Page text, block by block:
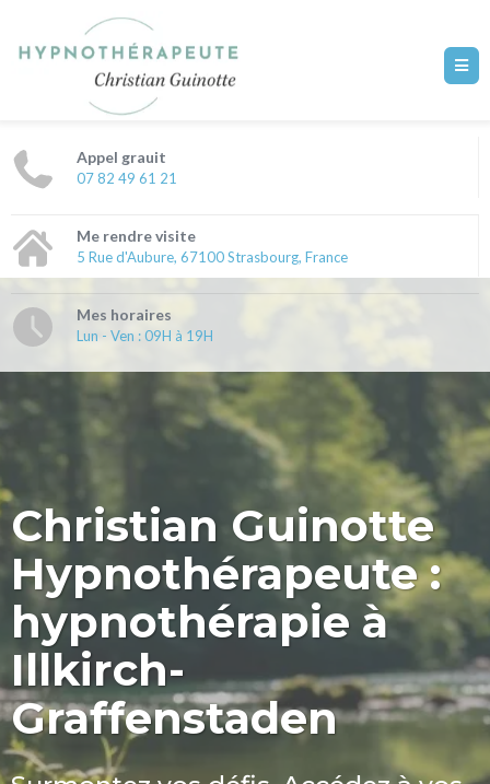
Appel grauit
07 82 49 61 21
Me rendre visite
5 Rue d'Aubure, 67100 Strasbourg, France
Mes horaires
Lun - Ven : 09H à 19H
Christian Guinotte
Hypnothérapeute :
hypnothérapie à
Illkirch-
Graffenstaden